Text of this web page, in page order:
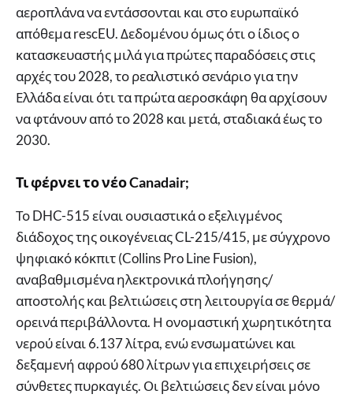
αεροπλάνα να εντάσσονται και στο ευρωπαϊκό
απόθεμα rescEU. Δεδομένου όμως ότι ο ίδιος ο
κατασκευαστής μιλά για πρώτες παραδόσεις στις
αρχές του 2028, το ρεαλιστικό σενάριο για την
Ελλάδα είναι ότι τα πρώτα αεροσκάφη θα αρχίσουν
να φτάνουν από το 2028 και μετά, σταδιακά έως το
2030.
Τι φέρνει το νέο Canadair;
Το DHC-515 είναι ουσιαστικά ο εξελιγμένος
διάδοχος της οικογένειας CL-215/415, με σύγχρονο
ψηφιακό κόκπιτ (Collins Pro Line Fusion),
αναβαθμισμένα ηλεκτρονικά πλοήγησης/
αποστολής και βελτιώσεις στη λειτουργία σε θερμά/
ορεινά περιβάλλοντα. Η ονομαστική χωρητικότητα
νερού είναι 6.137 λίτρα, ενώ ενσωματώνει και
δεξαμενή αφρού 680 λίτρων για επιχειρήσεις σε
σύνθετες πυρκαγιές. Οι βελτιώσεις δεν είναι μόνο